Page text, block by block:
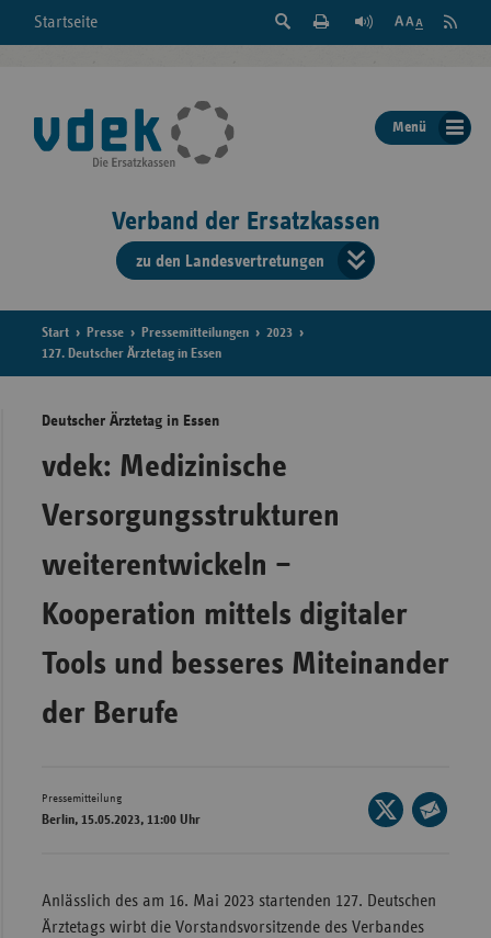
Startseite
Suche
der
Seite
Feed
Menü
Verband der Ersatzkassen
zu den Landesvertretungen
der
Start Presse Pressemitteilungen
2023
127. Deutscher Ärztetag in Essen
Deutscher Ärztetag in Essen
vdek: Medizinische
Versorgungsstrukturen
weiterentwickeln –
Kooperation mittels digitaler
Tools und besseres Miteinander
der Berufe
Pressemitteilung
Berlin, 15.05.2023, 11:00 Uhr
Seite
auf
Anlässlich des am 16. Mai 2023 startenden 127. Deutschen
Ärztetags wirbt die Vorstandsvorsitzende des Verbandes